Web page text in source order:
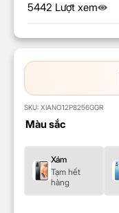
SKU: XIANO12P8256GGR
Màu sắc
Xám
Tạm hết
hàng
5442 Lượt xem